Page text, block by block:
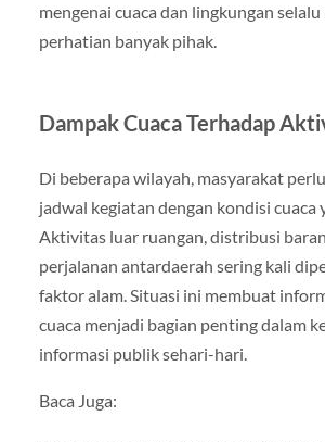
mengenai cuaca dan lingkungan
perhatian banyak pihak.
Dampak Cuaca Terhadap
Di beberapa wilayah, masyarakat
jadwal kegiatan dengan kondisi cuaca
Aktivitas luar ruangan, distribusi
perjalanan antardaerah sering kali
faktor alam. Situasi ini membuat
cuaca menjadi bagian penting dalam
informasi publik sehari-hari.
Baca Juga: